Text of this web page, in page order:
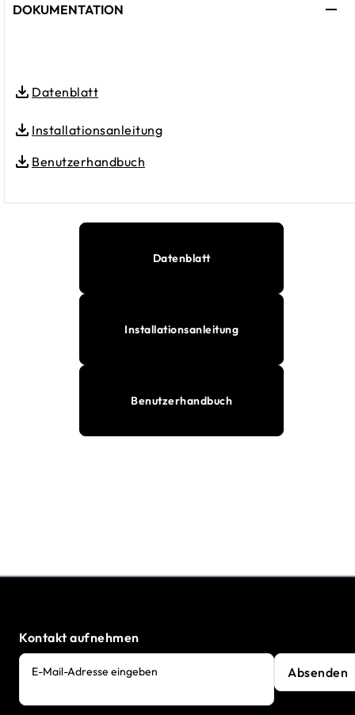
DOKUMENTATION
Datenblatt
Installationsanleitung
Benutzerhandbuch
Datenblatt
Installationsanleitung
Benutzerhandbuch
Kontakt aufnehmen
E-Mail-Adresse eingeben Absenden